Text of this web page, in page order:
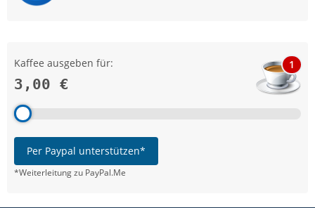
Kaffee ausgeben für:
3,00 €
1
Per Paypal unterstützen*
*Weiterleitung zu PayPal.Me